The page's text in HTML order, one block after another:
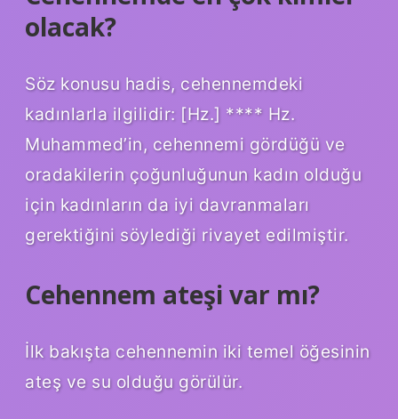
olacak?
Söz konusu hadis, cehennemdeki
kadınlarla ilgilidir: [Hz.] **** Hz.
Muhammed’in, cehennemi gördüğü ve
oradakilerin çoğunluğunun kadın olduğu
için kadınların da iyi davranmaları
gerektiğini söylediği rivayet edilmiştir.
Cehennem ateşi var mı?
İlk bakışta cehennemin iki temel öğesinin
ateş ve su olduğu görülür.